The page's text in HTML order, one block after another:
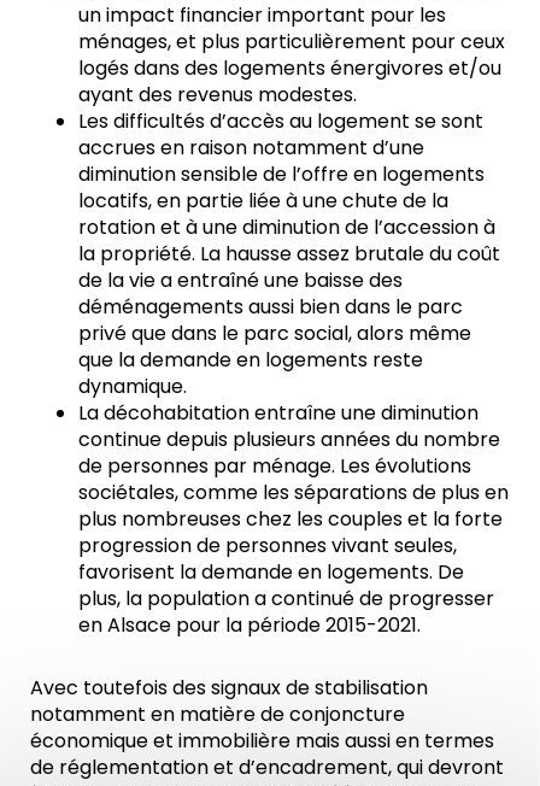
un impact financier important pour les
ménages, et plus particulièrement pour ceux
logés dans des logements énergivores et/ou
ayant des revenus modestes.
Les difficultés d’accès au logement se sont
accrues en raison notamment d’une
diminution sensible de l’offre en logements
locatifs, en partie liée à une chute de la
rotation et à une diminution de l’accession à
la propriété. La hausse assez brutale du coût
de la vie a entraîné une baisse des
déménagements aussi bien dans le parc
privé que dans le parc social, alors même
que la demande en logements reste
dynamique.
La décohabitation entraîne une diminution
continue depuis plusieurs années du nombre
de personnes par ménage. Les évolutions
sociétales, comme les séparations de plus en
plus nombreuses chez les couples et la forte
progression de personnes vivant seules,
favorisent la demande en logements. De
plus, la population a continué de progresser
en Alsace pour la période 2015-2021.
Avec toutefois des signaux de stabilisation
notamment en matière de conjoncture
économique et immobilière mais aussi en termes
de réglementation et d’encadrement, qui devront